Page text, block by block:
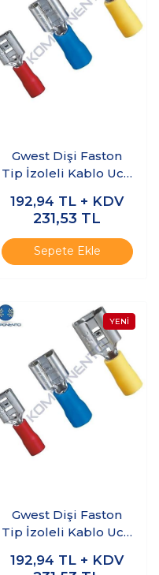
Gwest Dişi Faston
Tip İzoleli Kablo Ucu
1.50mm Kırmızı 200
Adet
192,94 TL + KDV
231,53 TL
Sepete Ekle
Gwest Dişi Faston
Tip İzoleli Kablo Ucu
2.50mm Mavi 200
192,94 TL + KDV